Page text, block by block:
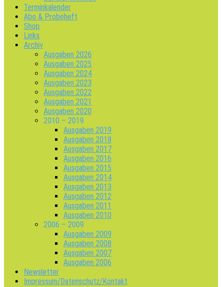
Terminkalender
Abo & Probeheft
Shop
Links
Archiv
Ausgaben 2026
Ausgaben 2025
Ausgaben 2024
Ausgaben 2023
Ausgaben 2022
Ausgaben 2021
Ausgaben 2020
2010 – 2019
Ausgaben 2019
Ausgaben 2018
Ausgaben 2017
Ausgaben 2016
Ausgaben 2015
Ausgaben 2014
Ausgaben 2013
Ausgaben 2012
Ausgaben 2011
Ausgaben 2010
2006 – 2009
Ausgaben 2009
Ausgaben 2008
Ausgaben 2007
Ausgaben 2006
Newsletter
Impressum/Datenschutz/Kontakt